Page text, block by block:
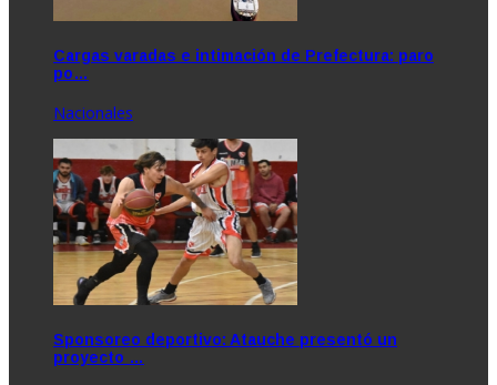
Cargas varadas e intimación de Prefectura: paro
po…
Nacionales
Sponsoreo deportivo: Atauche presentó un
proyecto …